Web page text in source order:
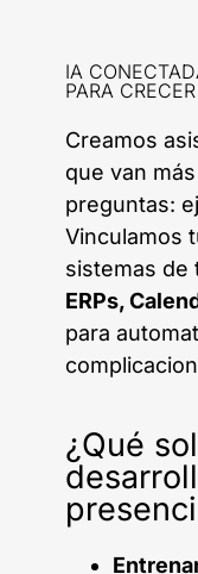
IA
PARA CRECER
Creamos
que van
preguntas:
Vinculamos
sistemas de
ERPs,
para
¿Qué